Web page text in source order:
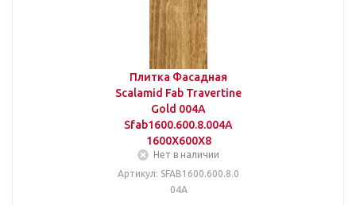
Плитка Фасадная
Scalamid Fab Travertine
Gold 004A
Sfab1600.600.8.004A
1600X600X8
Нет в наличии
Артикул: SFAB1600.600.8.0
04A